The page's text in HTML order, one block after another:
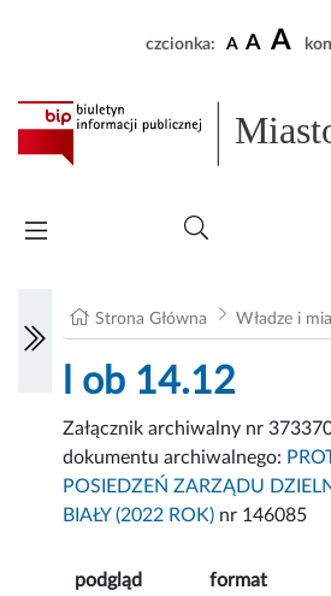
czcionka: A A A
Strona Główna Władze i
l ob 14.12
Załącznik archiwalny nr
dokumentu archiwalnego:
POSIEDZEŃ ZARZĄDU
BIAŁY (2022 ROK) nr 146085
podgląd format